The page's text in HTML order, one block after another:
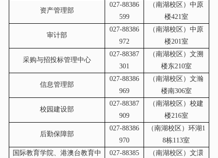
资产管理部
027-88386
599
（南湖校区）中原
楼421室
审计部
027-88386
972
（南湖校区）中原
楼201室
采购与招投标管理中心
027-88387
301
（南湖校区）文溯
楼东210室
信息管理部
027-88386
969
（南湖校区）文瀚
楼南306室
校园建设部
027-88387
909
（南湖校区）校建
楼216室
后勤保障部
027-88386
970
（南湖校区）环湖1
8栋113室
国际教育学院、港澳台教育中
027-88385
（南湖校区）文澴